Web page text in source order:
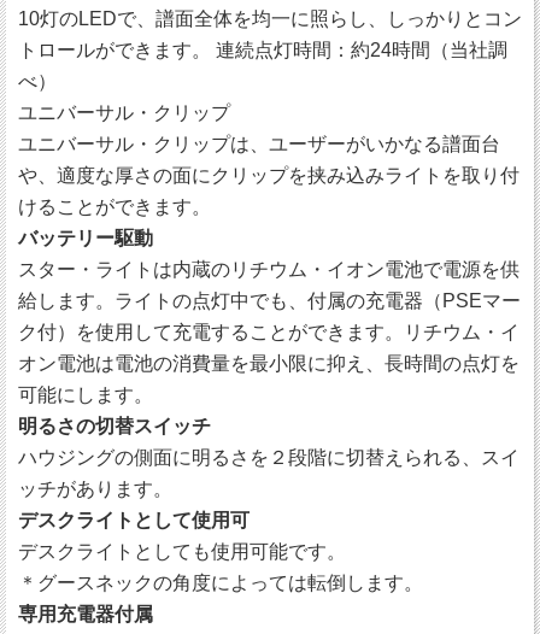
10灯のLEDで、譜面全体を均一に照らし、しっかりとコン
トロールができます。 連続点灯時間：約24時間（当社調
べ）
ユニバーサル・クリップ
ユニバーサル・クリップは、ユーザーがいかなる譜面台
や、適度な厚さの面にクリップを挟み込みライトを取り付
けることができます。
バッテリー駆動
スター・ライトは内蔵のリチウム・イオン電池で電源を供
給します。ライトの点灯中でも、付属の充電器（PSEマー
ク付）を使用して充電することができます。リチウム・イ
オン電池は電池の消費量を最小限に抑え、長時間の点灯を
可能にします。
明るさの切替スイッチ
ハウジングの側面に明るさを２段階に切替えられる、スイ
ッチがあります。
デスクライトとして使用可
デスクライトとしても使用可能です。
＊グースネックの角度によっては転倒します。
専用充電器付属